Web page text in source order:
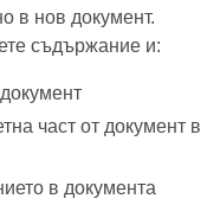
в нов документ.
съдържание и:
част от документ в
в документа